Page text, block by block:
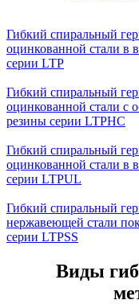
Гибкий спиральный
оцинкованной стали в
серии LTP
Гибкий спиральный
оцинкованной стали с
резины серии LTPHC
Гибкий спиральный
оцинкованной стали в
серии LTPUL
Гибкий спиральный
нержавеющей стали
серии LTPSS
Виды